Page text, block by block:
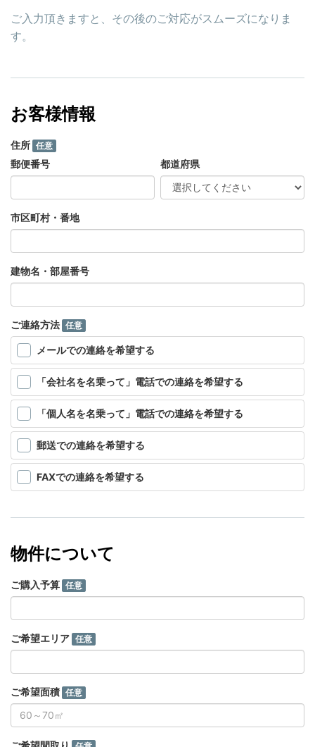
ご入力頂きますと、その後のご対応がスムーズになりま
す。
お客様情報
住所 任意
郵便番号 都道府県
市区町村・番地
建物名・部屋番号
ご連絡方法 任意
メールでの連絡を希望する
「会社名を名乗って」電話での連絡を希望する
「個人名を名乗って」電話での連絡を希望する
郵送での連絡を希望する
FAXでの連絡を希望する
物件について
ご購入予算 任意
ご希望エリア 任意
ご希望面積 任意